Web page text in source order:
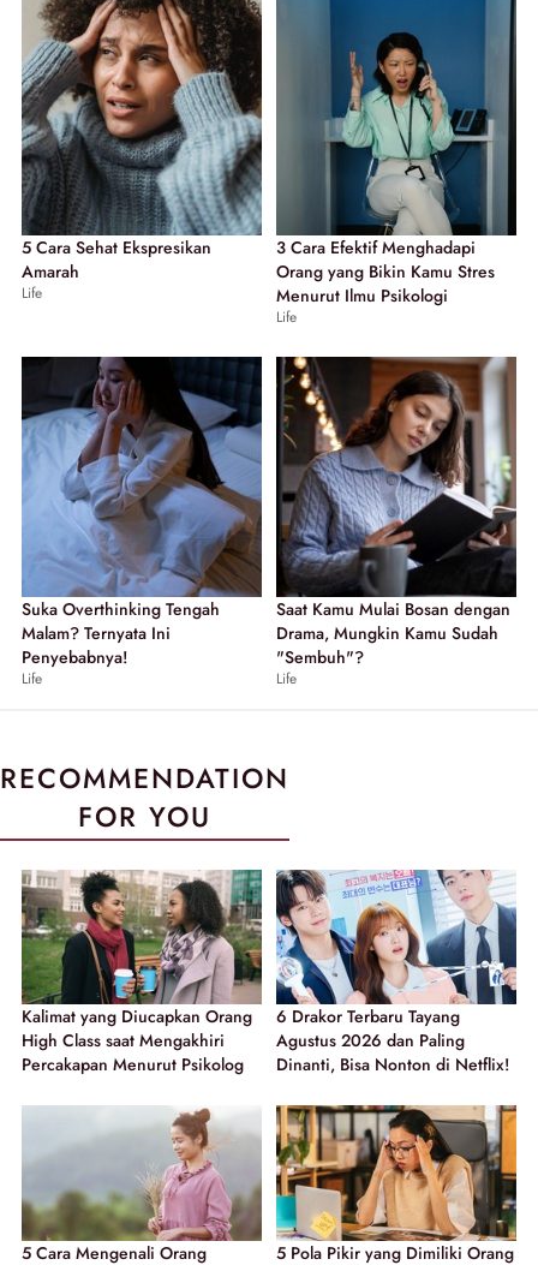
5 Cara Sehat Ekspresikan
Amarah
Life
3 Cara Efektif Menghadapi
Orang yang Bikin Kamu Stres
Menurut Ilmu Psikologi
Life
Suka Overthinking Tengah
Malam? Ternyata Ini
Penyebabnya!
Life
Saat Kamu Mulai Bosan dengan
Drama, Mungkin Kamu Sudah
"Sembuh"?
Life
RECOMMENDATION
FOR YOU
Kalimat yang Diucapkan Orang
High Class saat Mengakhiri
Percakapan Menurut Psikolog
6 Drakor Terbaru Tayang
Agustus 2026 dan Paling
Dinanti, Bisa Nonton di Netflix!
5 Cara Mengenali Orang
5 Pola Pikir yang Dimiliki Orang